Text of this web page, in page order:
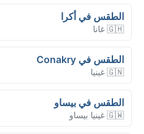
الطقس في أكرا
🇬🇭 غانا
الطقس في Conakry
🇬🇳 غينيا
الطقس في بيساو
🇬🇼 غينيا بيساو